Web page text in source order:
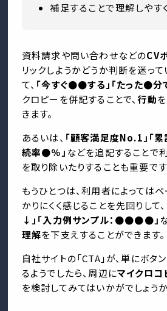
補足することで理解しやす
資料請求や問い合わせなどのCV
リックしようかどうか判断を迷っ
て、 「今すぐ●●する」「たった●分
クロピーを併記することで、行動
きます。
あるいは、 「顧客満足度No.1」「
続率●％」 などを追記することで
を取り除いたりすることも重要です
もうひとつは、利用者によっては
かりにくく感じることを先回りして、
↓」「入力例サンプル：●●●●」
理解を下支えすることができます。
自社サイトの「CTA」が、単にボタ
るようでしたら、周辺にマイクロコ
を検討してみてはいかがでしょうか